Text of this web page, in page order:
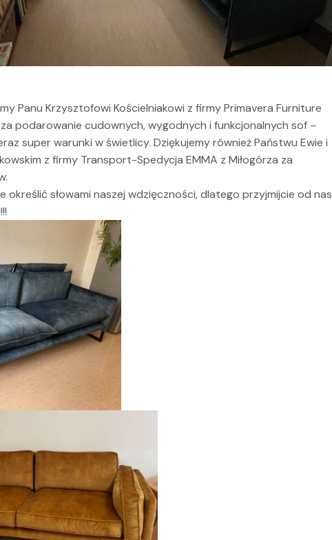
Panu Krzysztofowi Kościelniakowi z firmy Primavera Furniture
podarowanie cudownych, wygodnych i funkcjonalnych sof –
super warunki w świetlicy. Dziękujemy również Państwu Ewie i
z firmy Transport-Spedycja EMMA z Miłogórza za
określić słowami naszej wdzięczności, dlatego przyjmijcie od nas